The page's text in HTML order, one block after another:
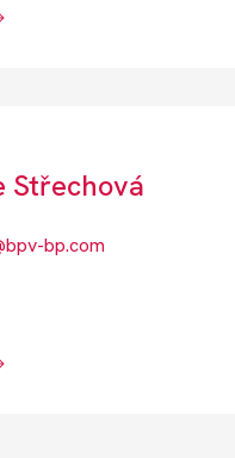
Střechová
bp.com